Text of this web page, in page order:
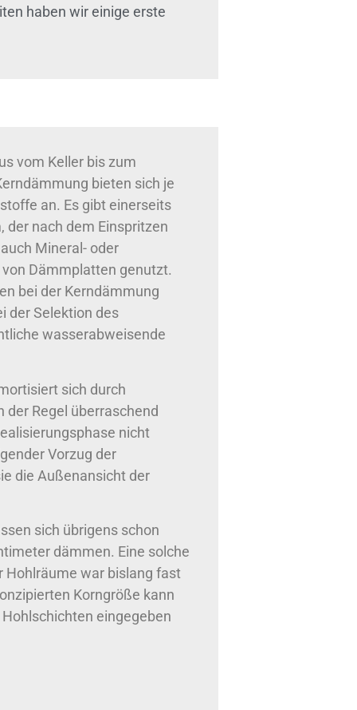
haben wir einige erste
vom Keller bis zum
bieten sich je
an. Es gibt einerseits
nach dem Einspritzen
Mineral- oder
Dämmplatten genutzt.
bei der Kerndämmung
der Selektion des
wasserabweisende
sich durch
der Regel überraschend
nicht
Vorzug der
die Außenansicht der
sich übrigens schon
dämmen. Eine solche
Hohlräume war bislang fast
Korngröße kann
eingegeben